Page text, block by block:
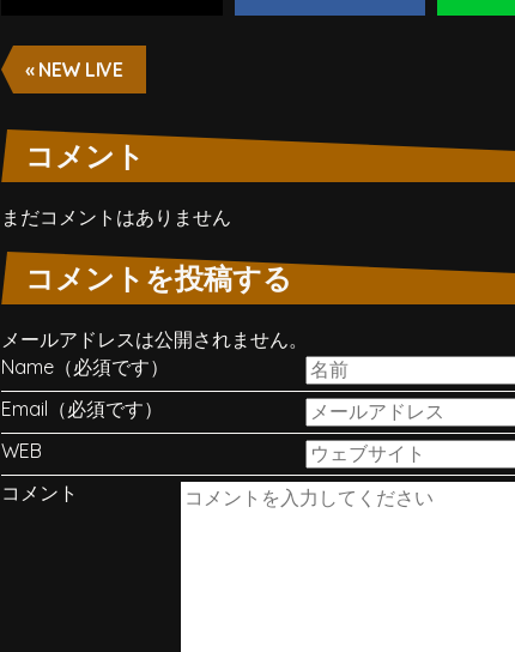
« NEW LIVE
コメント
まだコメントはありません
コメントを投稿する
メールアドレスは公開されません。
Name（必須です）
Email（必須です）
WEB
コメント